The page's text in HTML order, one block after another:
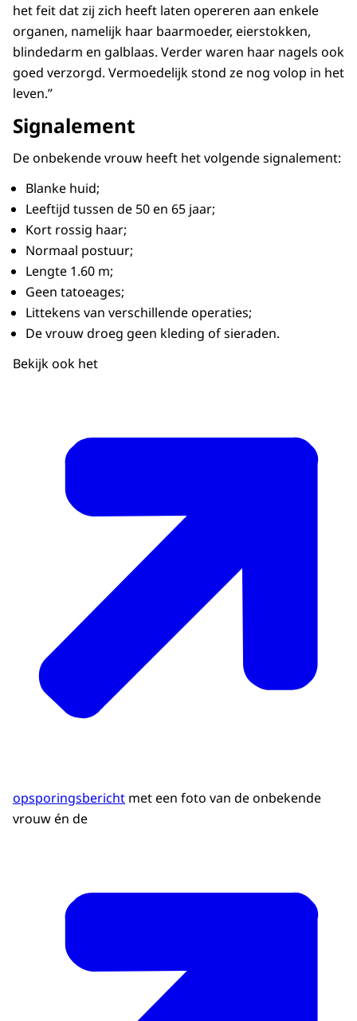
het feit dat zij zich heeft laten opereren aan enkele
organen, namelijk haar baarmoeder, eierstokken,
blindedarm en galblaas. Verder waren haar nagels ook
goed verzorgd. Vermoedelijk stond ze nog volop in het
leven.”
Signalement
De onbekende vrouw heeft het volgende signalement:
Blanke huid;
Leeftijd tussen de 50 en 65 jaar;
Kort rossig haar;
Normaal postuur;
Lengte 1.60 m;
Geen tatoeages;
Littekens van verschillende operaties;
De vrouw droeg geen kleding of sieraden.
Bekijk ook het
opsporingsbericht met een foto van de onbekende
vrouw én de